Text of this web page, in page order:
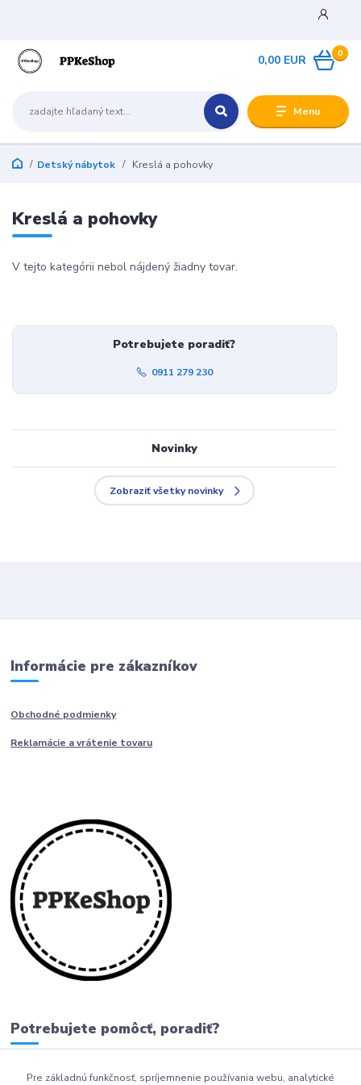
Menu
0
0,00 EUR
Detský nábytok Kreslá a pohovky
Kreslá a pohovky
V tejto kategórii nebol nájdený žiadny tovar.
Potrebujete poradiť?
0911 279 230
Novinky
Zobraziť všetky novinky
Informácie pre zákazníkov
Obchodné podmienky
Reklamácie a vrátenie tovaru
Potrebujete pomôcť, poradiť?
0911 279 230
Pre základnú funkčnosť, spríjemnenie používania webu, analytické